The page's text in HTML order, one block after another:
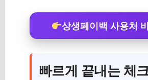
상생페이백 사용처
빠르게 끝내는 체